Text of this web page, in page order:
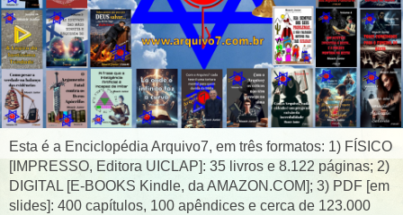
Esta é a Enciclopédia Arquivo7, em três formatos: 1) FÍSICO
[IMPRESSO, Editora UICLAP]: 35 livros e 8.122 páginas; 2)
DIGITAL [E-BOOKS Kindle, da AMAZON.COM]; 3) PDF [em
slides]: 400 capítulos, 100 apêndices e cerca de 123.000